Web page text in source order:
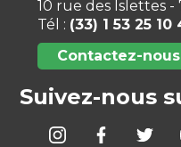
10 rue des Islettes -
Tél : (33) 1 53 25 10
Contactez-nous
Suivez-nous